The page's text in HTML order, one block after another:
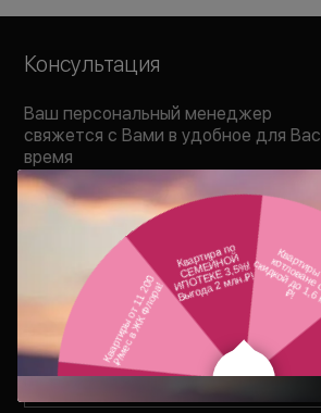
Консультация
Ваш персональный менеджер
свяжется с Вами в удобное для Вас
время
В течение 15 минут
Отправить заявку